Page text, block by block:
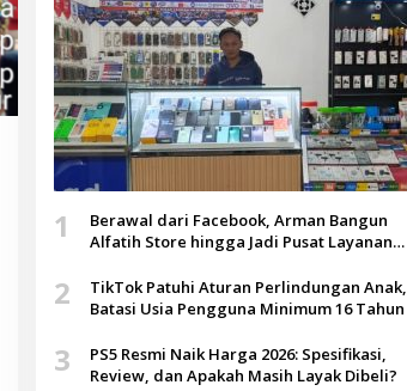
1
Berawal dari Facebook, Arman Bangun
Alfatih Store hingga Jadi Pusat Layanan
2
TikTok Patuhi Aturan Perlindungan Anak,
Batasi Usia Pengguna Minimum 16 Tahun
3
PS5 Resmi Naik Harga 2026: Spesifikasi,
Review, dan Apakah Masih Layak Dibeli?